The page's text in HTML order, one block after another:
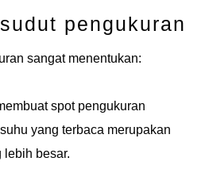
pengukuran
sangat menentukan:
spot pengukuran
yang terbaca merupakan
lebih besar.